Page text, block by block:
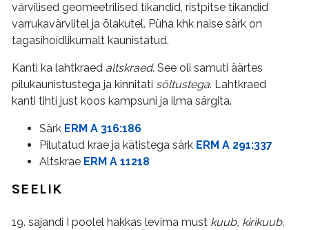
värvilised geomeetrilised tikandid, ristpitse tikandid
varrukavärvlitel ja õlakutel. Püha khk naise särk on
tagasihoidlikumalt kaunistatud.
Kanti ka lahtkraed altskraed. See oli samuti äärtes
pilukaunistustega ja kinnitati sõltustega. Lahtkraed
kanti tihti just koos kampsuni ja ilma särgita.
Särk ERM A 316:186
Pilutatud krae ja kätistega särk ERM A 291:337
Altskrae ERM A 11218
SEELIK
19. sajandi I poolel hakkas levima must kuub, kirikuub,